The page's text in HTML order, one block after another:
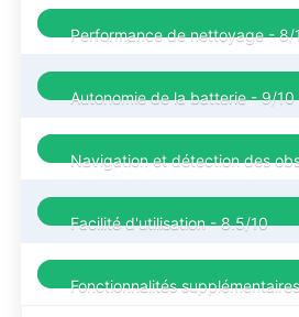
Performance de nettoyage -8/
Autonomie de la batterie -9/10
Navigation et détection des
Facilité d'utilisation -8.5/10
Fonctionnalités